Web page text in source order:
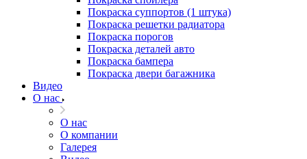
Покраска суппортов (1 штука)
Покраска решетки радиатора
Покраска порогов
Покраска деталей авто
Покраска бампера
Покраска двери багажника
Видео
О нас
О нас
О компании
Галерея